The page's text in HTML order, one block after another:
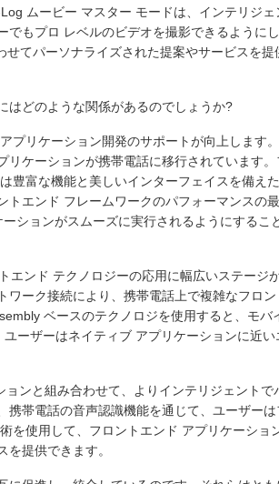
ムービー マスター モードは、インテリジェ
もプロ レベルのビデオを撮影できるようにし
てパーソナライズされた提案やサービスを提
はどのような関係があるのでしょうか?
プリケーション開発のサポートが向上します
ケーションが携帯電話に移行されています
豊富な機能と美しいインターフェイスを備え
エンド フレームワークのパフォーマンスの
ションがスムーズに実行されるようにするこ
ンド テクノロジーの応用に幅広いステージ
ーク接続により、携帯電話上で複雑なフロ
ベースのテクノロジを使用すると、モバ
ーザーはネイティブ アプリケーションに近い
ンと組み合わせて、よりインテリジェントで
帯電話の音声認識機能を通じて、ユーザー
を使用して、フロントエンド アプリケーショ
提供できます。